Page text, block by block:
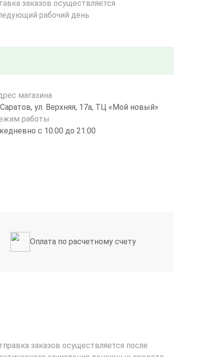
заказов осуществляется
рабочий день
магазина
Саратов, ул. Верхняя, 17а, ТЦ «Мой новый»
работы
с 10:00 до 21:00
Оплата по расчетному счету
заказов осуществляется после